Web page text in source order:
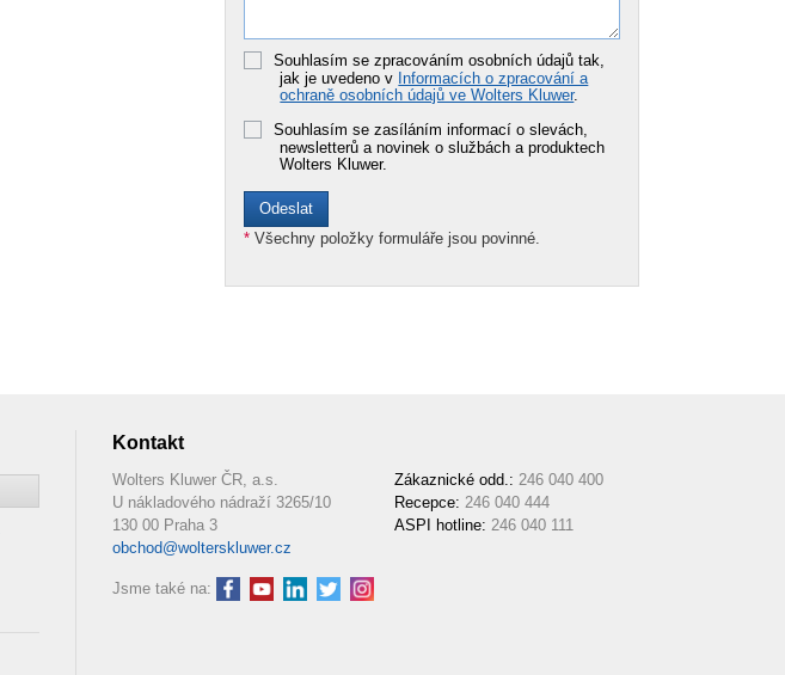
Souhlasím se zpracováním osobních údajů tak,
jak je uvedeno v Informacích o zpracování a
ochraně osobních údajů ve Wolters Kluwer.
Souhlasím se zasíláním informací o slevách,
newsletterů a novinek o službách a produktech
Wolters Kluwer.
* Všechny položky formuláře jsou povinné.
Kontakt
Wolters Kluwer ČR, a.s.
U nákladového nádraží 3265/10
130 00 Praha 3
obchod@wolterskluwer.cz
Zákaznické odd.: 246 040 400
Recepce: 246 040 444
ASPI hotline: 246 040 111
Jsme také na: